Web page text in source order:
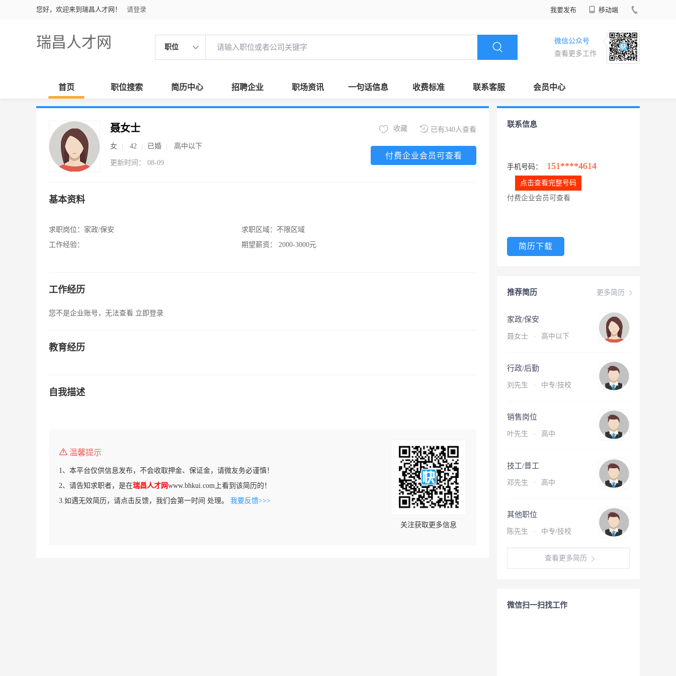
您好，欢迎来到瑞昌人才网！ 请登录 我要发布 移动端
瑞昌人才网 职位
微信公众号
查看更多工作
首页 职位搜索 简历中心 招聘企业 职场资讯 一句话信息 收费标准 联系客服 会员中心
聂女士
女 42 已婚 高中以下
更新时间： 08-09
已有340人查看
收藏
付费企业会员可查看
基本资料
求职岗位： 家政/保安
工作经验：
求职区域： 不限区域
期望薪资：
2000-3000元
工作经历
您不是企业账号，无法查看 立即登录
教育经历
自我描述
温馨提示
1、本平台仅供信息发布，不会收取押金、保证金，请微友务必谨慎！
2、请告知求职者，是在瑞昌人才网www.bhkui.com上看到该简历的！
3.如遇无效简历，请点击反馈，我们会第一时间 处理。 我要反馈>>>
关注获取更多信息
联系信息
手机号码： 151****4614
点击查看完整号码
付费企业会员可查看
简历下载
更多简历
推荐简历
家政/保安
聂女士 · 高中以下
行政/后勤
刘先生 · 中专/技校
销售岗位
叶先生 · 高中
技工/普工
邓先生 · 高中
其他职位
陈先生 · 中专/技校
查看更多简历
微信扫一扫找工作